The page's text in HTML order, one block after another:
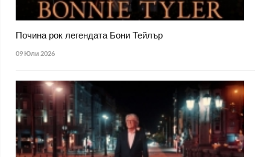
Почина рок легендата Бони Тейлър
09 Юли 2026